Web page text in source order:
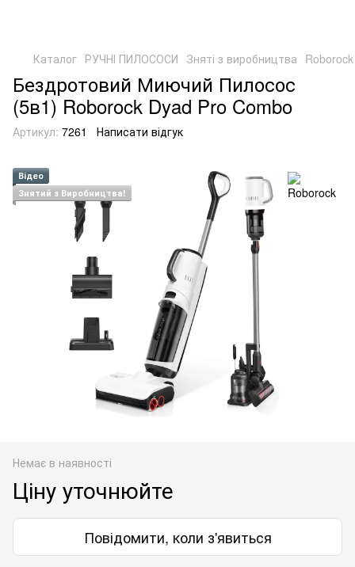
Каталог РУЧНІ ПИЛОСОСИ Зняті з виробництва Roborock
Бездротовий Миючий Пилосос
(5в1) Roborock Dyad Pro Combo
Артикул: 7261 Написати відгук
Відео
Знятий з Виробництва!
Немає в наявності
Ціну уточнюйте
Повідомити, коли з'явиться